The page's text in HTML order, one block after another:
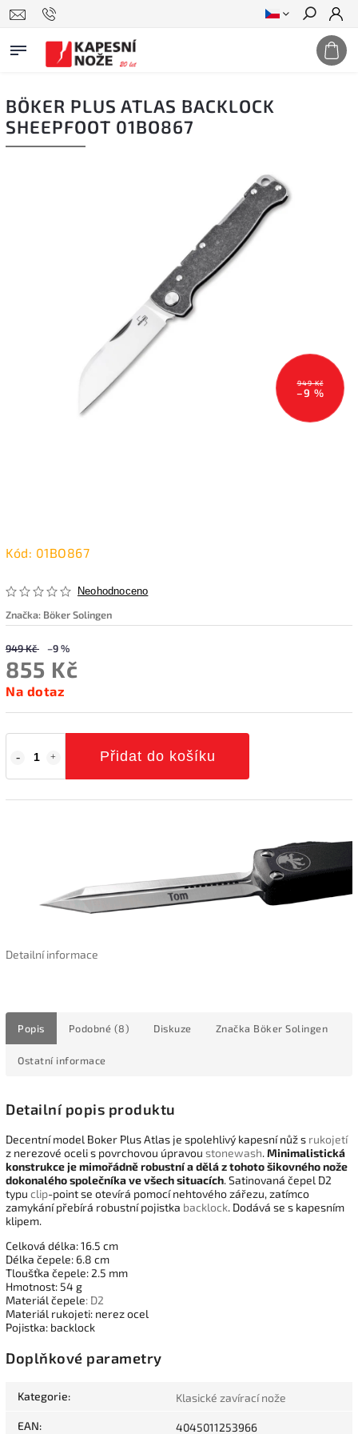
Hledat
BÖKER PLUS ATLAS BACKLOCK
SHEEPFOOT 01BO867
949 Kč
–9 %
Kód: 01BO867
Neohodnoceno
Značka: Böker Solingen
949 Kč –9 %
855 Kč
Na dotaz
Přidat do košíku
Detailní informace
Popis Podobné (8) Diskuze Značka Böker Solingen
Ostatní informace
Detailní popis produktu
Decentní model Boker Plus Atlas je spolehlivý kapesní nůž s rukojetí
z nerezové oceli s povrchovou úpravou stonewash.Minimalistická
konstrukce je mimořádně robustní a dělá z tohoto šikovného nože
dokonalého společníka ve všech situacích. Satinovaná čepel D2
typu clip-point se otevírá pomocí nehtového zářezu, zatímco
zamykání přebírá robustní pojistka backlock. Dodává se s kapesním
klipem.
Celková délka: 16.5 cm
Délka čepele: 6.8 cm
Tloušťka čepele: 2.5 mm
Hmotnost: 54 g
Materiál čepele: D2
Materiál rukojeti: nerez ocel
Pojistka: backlock
Doplňkové parametry
Kategorie: Klasické zavírací nože
EAN: 4045011253966